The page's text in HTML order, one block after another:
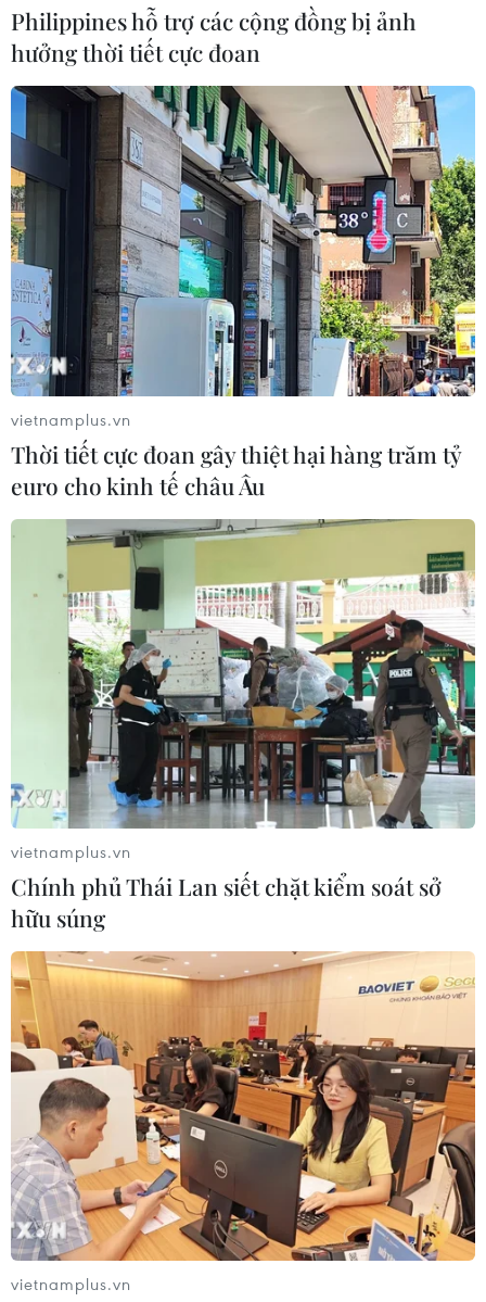
Khởi tố 19 đối tượng cướp giật tài sản tại Công ty
Tân Huê Viên
08/08/2026 08:52
Tây Ninh ngăn chặn, xử lý nghiêm các vụ việc xâm
phạm quyền sở hữu trí tuệ
Dắt chó đi dạo không đúng quy định, bị phạt đến 2
triệu đồng?
08/08/2026 04:16
CHUYỆN TUẦN QUA: Cảnh báo nạn "giang hồ
mạng” kéo những hệ lụy ảo tràn ra đời thực
08/08/2026 04:00
Philippines hỗ trợ các cộng đồng bị ảnh
hưởng thời tiết cực đoan
vietnamplus.vn
Thời tiết cực đoan gây thiệt hại hàng trăm tỷ
euro cho kinh tế châu Âu
vietnamplus.vn
Chính phủ Thái Lan siết chặt kiểm soát sở
hữu súng
vietnamplus.vn